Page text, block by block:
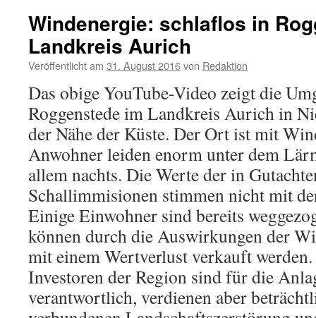
Windenergie: schlaflos in
Landkreis Aurich
Veröffentlicht am 31. August 2016von Redaktion
Das obige YouTube-Video zeigt die
Roggenstede im Landkreis Aurich in
der Nähe der Küste. Der Ort ist mit
Anwohner leiden enorm unter dem
allem nachts. Die Werte der in
Schallimmisionen stimmen nicht mit
Einige Einwohner sind bereits
können durch die Auswirkungen der
mit einem Wertverlust verkauft
Investoren der Region sind für die
verantwortlich, verdienen aber